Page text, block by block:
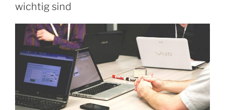
wichtig sind